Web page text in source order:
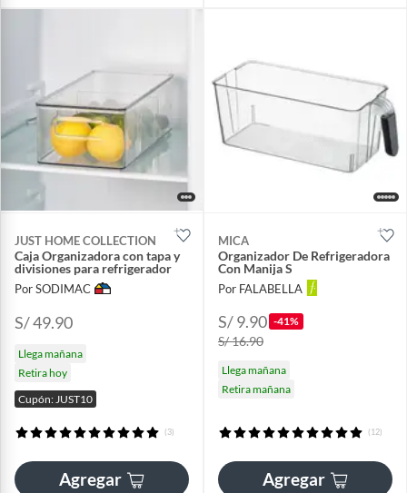
JUST HOME COLLECTION
Caja Organizadora con tapa y
divisiones para refrigerador
Por SODIMAC
S/ 49.90
Llega mañana
Retira hoy
Cupón: JUST10
(3)
Agregar
MICA
Organizador De Refrigeradora
Con Manija S
Por FALABELLA
S/ 9.90 -41%
S/ 16.90
Llega mañana
Retira mañana
(12)
Agregar